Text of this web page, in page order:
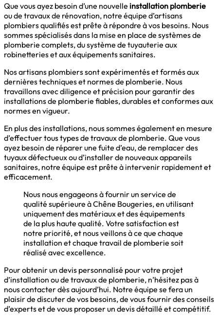
Que vous ayez besoin d’une nouvelle installation plomberie
ou de travaux de rénovation, notre équipe d’artisans
plombiers qualifiés est prête à répondre à vos besoins. Nous
sommes spécialisés dans la mise en place de systèmes de
plomberie complets, du système de tuyauterie aux
robinetteries et aux équipements sanitaires.
Nos artisans plombiers sont expérimentés et formés aux
dernières techniques et normes de plomberie. Nous
travaillons avec diligence et précision pour garantir des
installations de plomberie fiables, durables et conformes aux
normes en vigueur.
En plus des installations, nous sommes également en mesure
d’effectuer tous types de travaux de plomberie. Que vous
ayez besoin de réparer une fuite d’eau, de remplacer des
tuyaux défectueux ou d’installer de nouveaux appareils
sanitaires, notre équipe est prête à intervenir rapidement et
efficacement.
Nous nous engageons à fournir un service de
qualité supérieure à Chêne Bougeries, en utilisant
uniquement des matériaux et des équipements
de la plus haute qualité. Votre satisfaction est
notre priorité, et nous veillons à ce que chaque
installation et chaque travail de plomberie soit
réalisé avec excellence.
Pour obtenir un devis personnalisé pour votre projet
d’installation ou de travaux de plomberie, n’hésitez pas à
nous contacter dès aujourd’hui. Notre équipe se fera un
plaisir de discuter de vos besoins, de vous fournir des conseils
d’experts et de vous proposer un devis détaillé et compétitif.